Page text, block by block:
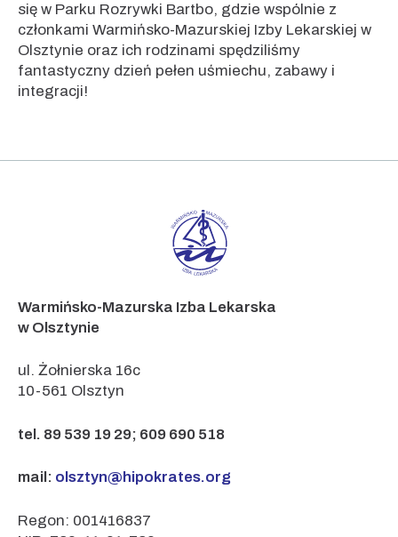
się w Parku Rozrywki Bartbo, gdzie wspólnie z
członkami Warmińsko-Mazurskiej Izby Lekarskiej w
Olsztynie oraz ich rodzinami spędziliśmy
fantastyczny dzień pełen uśmiechu, zabawy i
integracji!
Warmińsko-Mazurska Izba Lekarska
w Olsztynie
ul. Żołnierska 16c
10-561 Olsztyn
tel. 89 539 19 29; 609 690 518
mail: olsztyn@hipokrates.org
Regon: 001416837